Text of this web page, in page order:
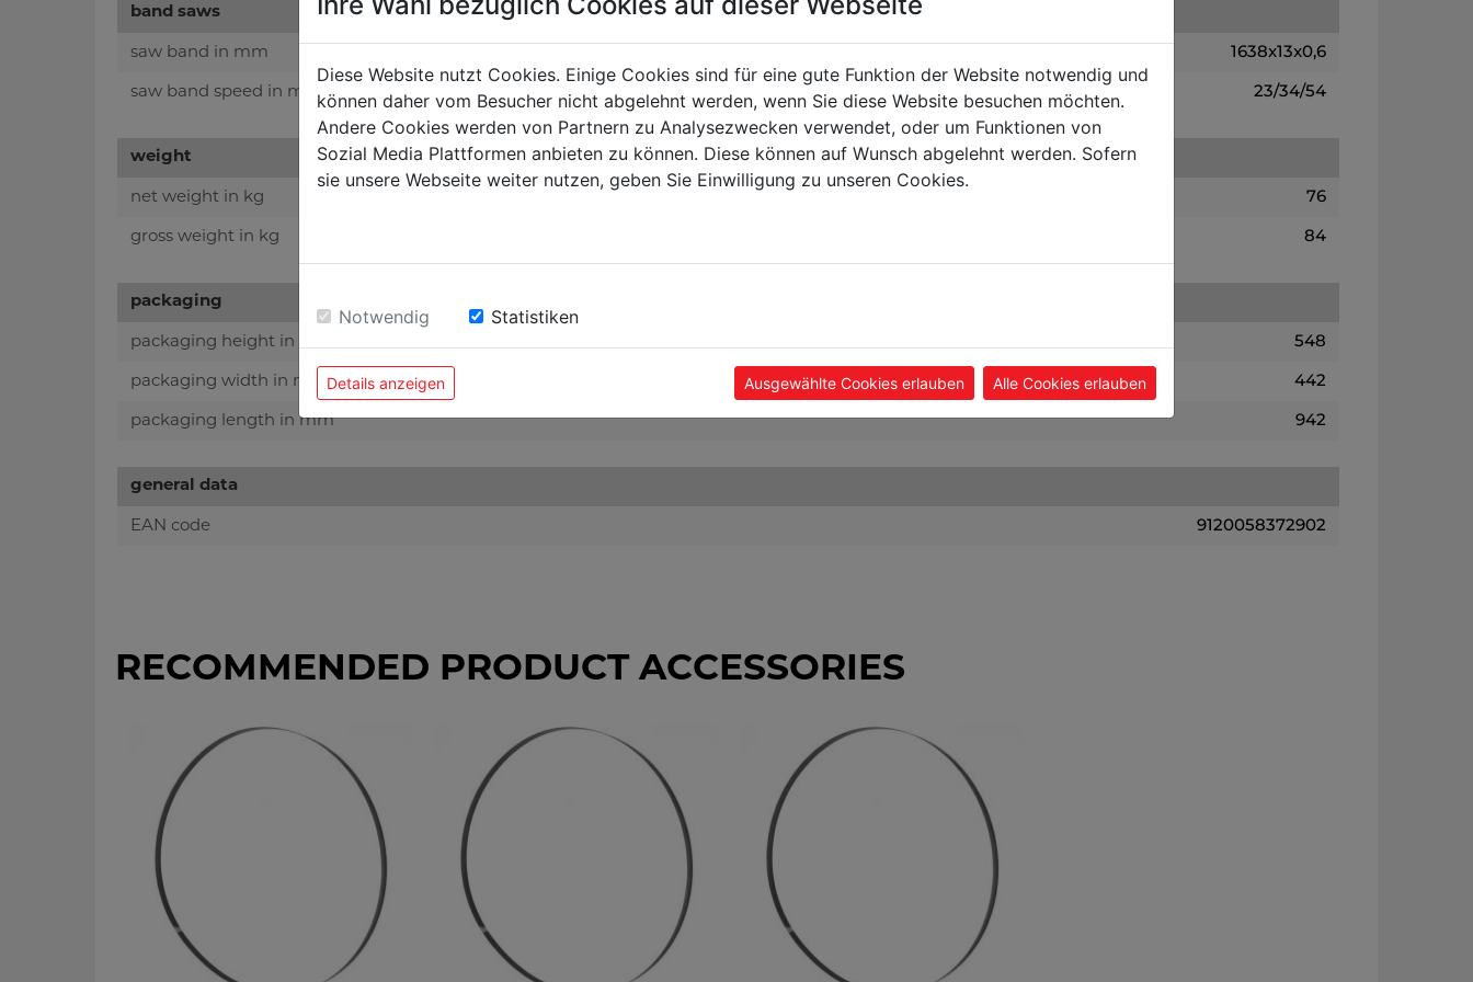
band saws
saw band in mm 1638x13x0,6
saw band speed in m/min 23/34/54
weight
net weight in kg 76
gross weight in kg 84
packaging
packaging height in mm 548
packaging width in mm 442
packaging length in mm 942
general data
EAN code 9120058372902
RECOMMENDED PRODUCT ACCESSORIES
Diese Website nutzt Cookies. Einige Cookies sind für eine gute Funktion der Website notwendig und
können daher vom Besucher nicht abgelehnt werden, wenn Sie diese Website besuchen möchten.
Andere Cookies werden von Partnern zu Analysezwecken verwendet, oder um Funktionen von
Sozial Media Plattformen anbieten zu können. Diese können auf Wunsch abgelehnt werden. Sofern
sie unsere Webseite weiter nutzen, geben Sie Einwilligung zu unseren Cookies.
Notwendig Statistiken
Details anzeigen Ausgewählte Cookies erlauben Alle Cookies erlauben